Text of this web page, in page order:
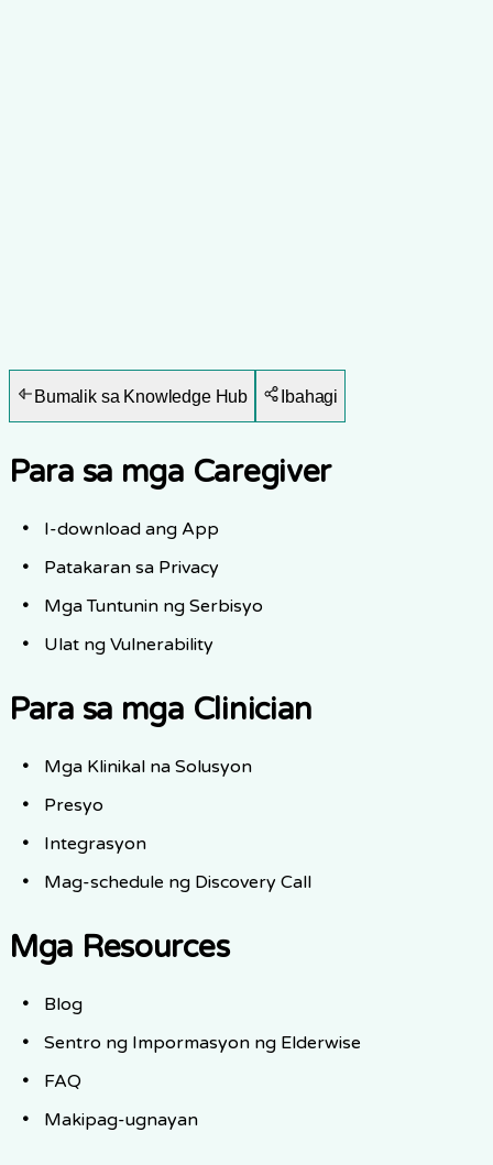
Bumalik sa Knowledge Hub Ibahagi
Para sa mga Caregiver
I-download ang App
Patakaran sa Privacy
Mga Tuntunin ng Serbisyo
Ulat ng Vulnerability
Para sa mga Clinician
Mga Klinikal na Solusyon
Presyo
Integrasyon
Mag-schedule ng Discovery Call
Mga Resources
Blog
Sentro ng Impormasyon ng Elderwise
FAQ
Makipag-ugnayan